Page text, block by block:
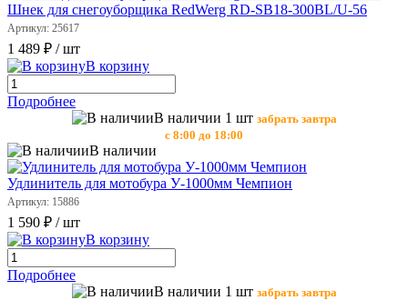
Шнек для снегоуборщика RedWerg RD-SB18-300BL/U-56
Артикул: 25617
1 489 ₽ / шт
В корзину
Подробнее
В наличии 1 шт забрать завтра
с 8:00 до 18:00
В наличии
Удлинитель для мотобура У-1000мм Чемпион
Артикул: 15886
1 590 ₽ / шт
В корзину
Подробнее
В наличии 1 шт забрать завтра